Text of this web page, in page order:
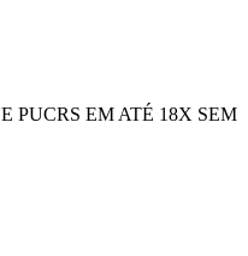
PUCRS EM ATÉ 18X SEM